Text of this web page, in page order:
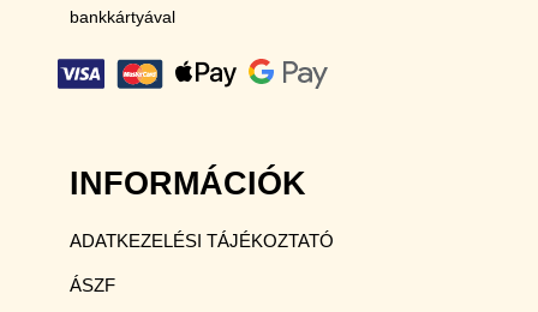
bankkártyával
INFORMÁCIÓK
ADATKEZELÉSI TÁJÉKOZTATÓ
ÁSZF